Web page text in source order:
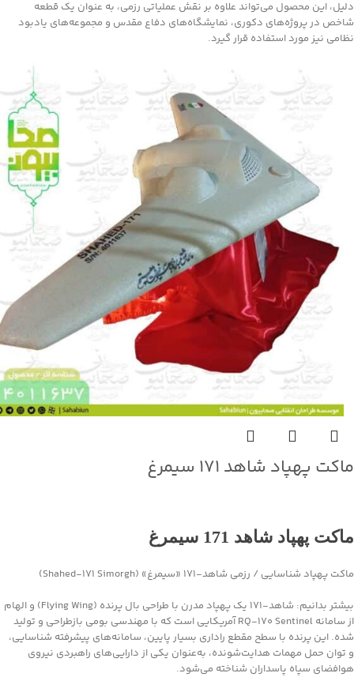
دلیل، این محصول می‌تواند علاوه بر نقش عملیاتی رزمی، به عنوان یک قطعه
شاخص در پروژه‌های دکوری، نمایشگاه‌های دفاع مقدس و مجموعه‌های یادبود
نظامی نیز مورد استفاده قرار گیرد.
ماکت پهپاد شاهد ۱۷۱ سیمرغ
ماکت پهپاد شاهد 171 سیمرغ
ماکت پهپاد شناسایی / رزمی شاهد‑۱۷۱ «سیمرغ» (Shahed‑171 Simorgh)
بیشتر بدانیم: شاهد‑۱۷۱ یک پهپاد مدرن با طراحی بال پرنده (Flying Wing) و الهام
از سامانه RQ‑170 Sentinel آمریکایی است که با مهندسی بومی بازطراحی و تولید
شده. این پرنده با سطح مقطع راداری بسیار پایین، سامانه‌های پیشرفته شناسایی،
و توان حمل مهمات هدایت‌شونده، به‌عنوان یکی از دارایی‌های راهبردی نیروی
هوافضای سپاه پاسداران شناخته می‌شود.